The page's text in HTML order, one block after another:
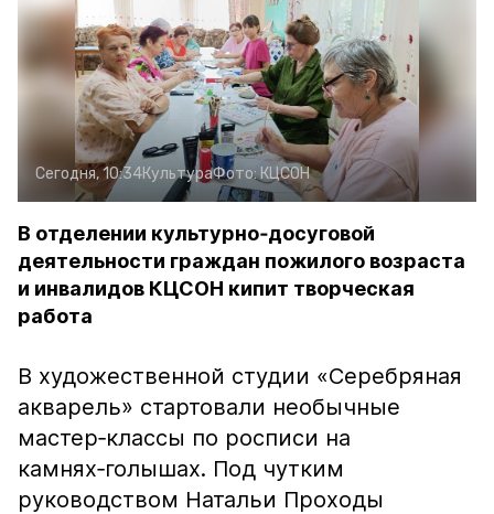
Сегодня, 10:34КультураФото:КЦСОН
В отделении культурно‑досуговой
деятельности граждан пожилого возраста
и инвалидов КЦСОН кипит творческая
работа
В художественной студии «Серебряная
акварель» стартовали необычные
мастер‑классы по росписи на
камнях‑голышах. Под чутким
руководством Натальи Проходы